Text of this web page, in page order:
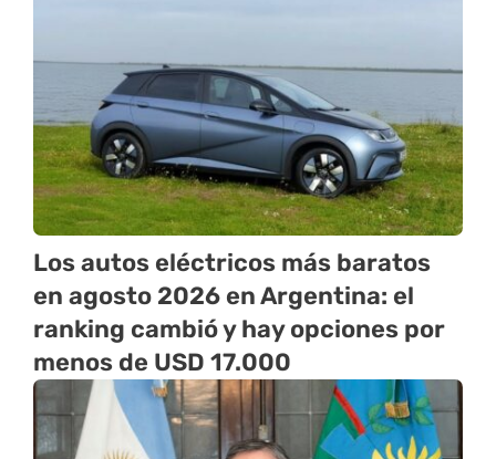
Los autos eléctricos más baratos
en agosto 2026 en Argentina: el
ranking cambió y hay opciones por
menos de USD 17.000